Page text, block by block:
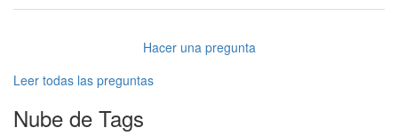
Hacer una pregunta
Leer todas las preguntas
Nube de Tags